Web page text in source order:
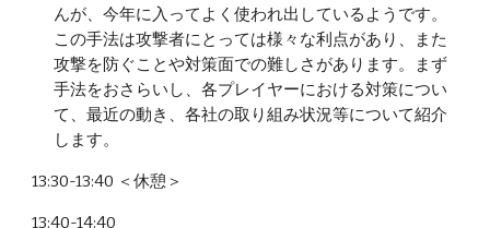
んが、今年に入ってよく使われ出しているようです。
この手法は攻撃者にとっては様々な利点があり、また
攻撃を防ぐことや対策面での難しさがあります。まず
手法をおさらいし、各プレイヤーにおける対策につい
て、最近の動き、各社の取り組み状況等について紹介
します。
13:30-13:40 ＜休憩＞
13:40-14:40